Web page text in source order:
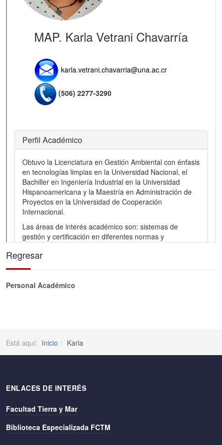
Regresar
Personal Académico
Está aquí: Inicio Karla
ENLACES DE INTERÉS
Facultad Tierra y Mar
Biblioteca Especializada FCTM